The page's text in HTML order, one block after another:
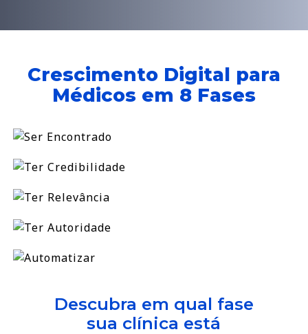
Crescimento Digital para
Médicos em 8 Fases
Descubra em qual fase
sua clínica está